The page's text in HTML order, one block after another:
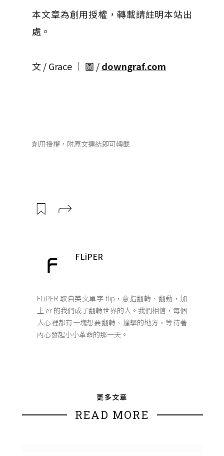
本文章為創用授權，轉載請註明本站出
處。
文 / Grace │ 圖 /downgraf.com
創用授權，附原文連結即可轉載
FLiPER
FLiPER 取自英文單字 flip，意指翻轉、翻動，加
上 er 的我們成了翻轉世界的人。我們相信，每個
人心裡都有一塊想要翻轉、撞擊的地方，等待著
內心發起小小革命的那一天。
更多文章
READ MORE